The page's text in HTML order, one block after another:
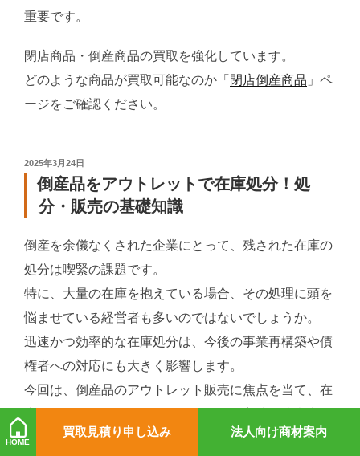
重要です。
閉店商品・倒産商品の買取を強化しています。
どのような商品が買取可能なのか「 閉店倒産商品 」ペ
ージをご確認ください。
投
2025年3月24日
倒産品をアウトレットで在庫処分！処
分・販売の基礎知識
倒産を余儀なくされた企業にとって、残された在庫の
処分は喫緊の課題です。
特に、大量の在庫を抱えている場合、その処理に頭を
悩ませている経営者も多いのではないでしょうか。
迅速かつ効率的な在庫処分は、今後の事業再構築や債
権者への対応にも大きく影響します。
今回は、倒産品のアウトレット販売に焦点を当て、在
ご紹介します。
HOME
買取見積り申し込み 法人向け商材案内